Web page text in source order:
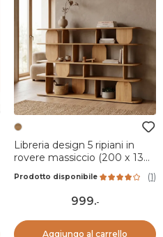
Libreria design 5 ripiani in
rovere massiccio (200 x 130
Prodotto disponibile (1)
999.-
Aggiungo al carrello